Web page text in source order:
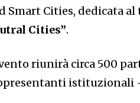
Smart Cities, dedicata al
Cities”.
riunirà circa 500
istituzionali